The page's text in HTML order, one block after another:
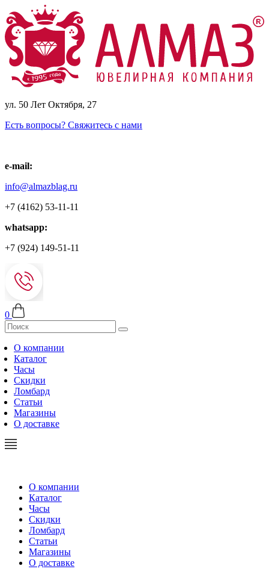
ул. 50 Лет Октября, 27
Есть вопросы? Свяжитесь с нами
e-mail:
info@almazblag.ru
+7 (4162) 53-11-11
whatsapp:
+7 (924) 149-51-11
0
О компании
Каталог
Часы
Скидки
Ломбард
Статьи
Магазины
О доставке
О компании
Каталог
Часы
Скидки
Ломбард
Статьи
Магазины
О доставке